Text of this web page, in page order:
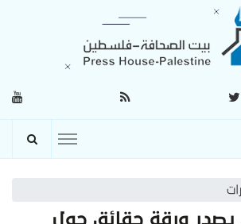
يصدر ورقة حقائق حول